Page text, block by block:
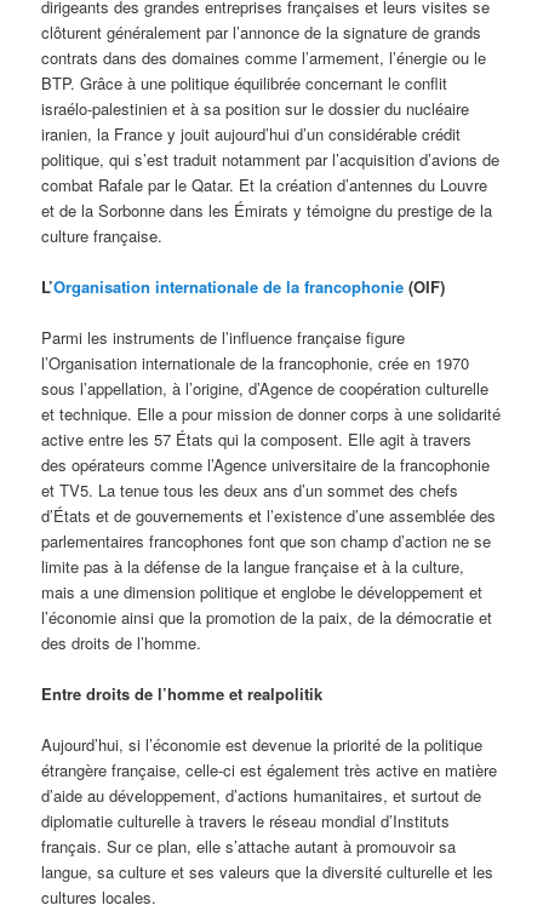
dirigeants des grandes entreprises françaises et leurs visites se
clôturent généralement par l’annonce de la signature de grands
contrats dans des domaines comme l’armement, l’énergie ou le
BTP. Grâce à une politique équilibrée concernant le conflit
israélo-palestinien et à sa position sur le dossier du nucléaire
iranien, la France y jouit aujourd’hui d’un considérable crédit
politique, qui s’est traduit notamment par l’acquisition d’avions de
combat Rafale par le Qatar. Et la création d’antennes du Louvre
et de la Sorbonne dans les Émirats y témoigne du prestige de la
culture française.
L’Organisation internationale de la francophonie(OIF)
Parmi les instruments de l’influence française figure
l’Organisation internationale de la francophonie, crée en 1970
sous l’appellation, à l’origine, d’Agence de coopération culturelle
et technique. Elle a pour mission de donner corps à une solidarité
active entre les 57 États qui la composent. Elle agit à travers
des opérateurs comme l’Agence universitaire de la francophonie
et TV5. La tenue tous les deux ans d’un sommet des chefs
d’États et de gouvernements et l’existence d’une assemblée des
parlementaires francophones font que son champ d’action ne se
limite pas à la défense de la langue française et à la culture,
mais a une dimension politique et englobe le développement et
l’économie ainsi que la promotion de la paix, de la démocratie et
des droits de l’homme.
Entre droits de l’homme et realpolitik
Aujourd’hui, si l’économie est devenue la priorité de la politique
étrangère française, celle-ci est également très active en matière
d’aide au développement, d’actions humanitaires, et surtout de
diplomatie culturelle à travers le réseau mondial d’Instituts
français. Sur ce plan, elle s’attache autant à promouvoir sa
langue, sa culture et ses valeurs que la diversité culturelle et les
cultures locales.